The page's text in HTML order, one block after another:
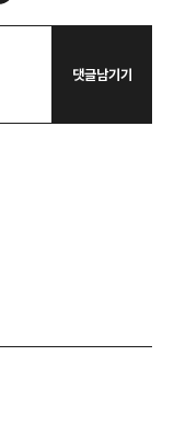
댓글남기기